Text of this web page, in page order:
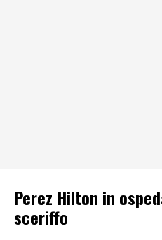
Perez Hilton in
sceriffo